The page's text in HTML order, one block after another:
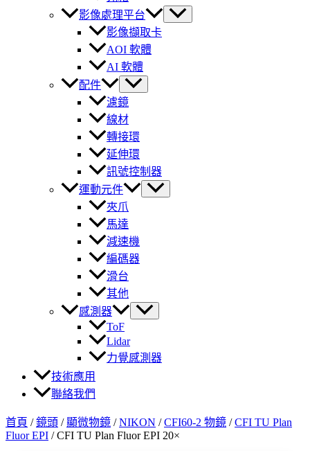
影像處理平台
影像擷取卡
AOI 軟體
AI 軟體
配件
濾鏡
線材
轉接環
延伸環
訊號控制器
運動元件
夾爪
馬達
減速機
編碼器
滑台
其他
感測器
ToF
Lidar
力覺感測器
技術應用
聯絡我們
首頁 /鏡頭 /顯微物鏡 /NIKON /CFI60-2 物鏡 /CFI TU Plan
Fluor EPI /CFI TU Plan Fluor EPI 20×